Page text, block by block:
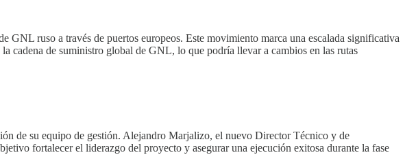
ruso a través de puertos europeos. Este movimiento marca una escalada significativa
cadena de suministro global de GNL, lo que podría llevar a cambios en las rutas
de su equipo de gestión. Alejandro Marjalizo, el nuevo Director Técnico y de
fortalecer el liderazgo del proyecto y asegurar una ejecución exitosa durante la fase